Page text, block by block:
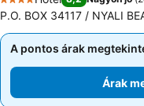
4 Kategória
P.O. BOX 34117 / NYALI
A pontos árak
Árak
A pontos árak
Árak